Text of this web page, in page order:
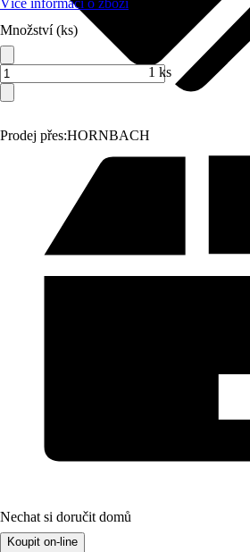
Prodej přes:HORNBACH
Více informací o zboží
Množství (ks)
1 ks
Nechat si doručit domů
Koupit on-line